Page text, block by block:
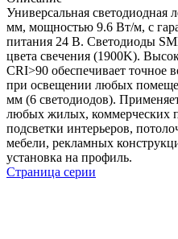
Универсальная
мм, мощностью 9.6 Вт/м, с
питания 24 В. Светодиоды
цвета свечения (1900K).
CRI>90 обеспечивает точное
при освещении любых
мм (6 светодиодов).
любых жилых, коммерческих
подсветки интерьеров,
мебели, рекламных
установка на профиль.
Страница серии